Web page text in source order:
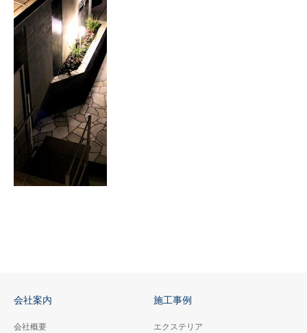
会社案内
会社概要
施工事例
エクステリア